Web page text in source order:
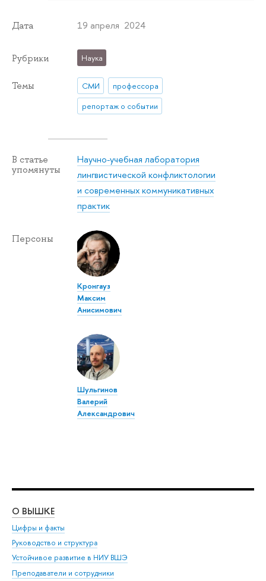
Дата 19 апреля 2024
Рубрики Наука
Темы СМИ
профессора
репортаж о событии
В статье
упомянуты
Научно-учебная лаборатория
лингвистической конфликтологии
и современных коммуникативных
практик
Персоны
Кронгауз
Максим
Анисимович
Шульгинов
Валерий
Александрович
О ВЫШКЕ
Цифры и факты
Руководство и структура
Устойчивое развитие в НИУ ВШЭ
Преподаватели и сотрудники